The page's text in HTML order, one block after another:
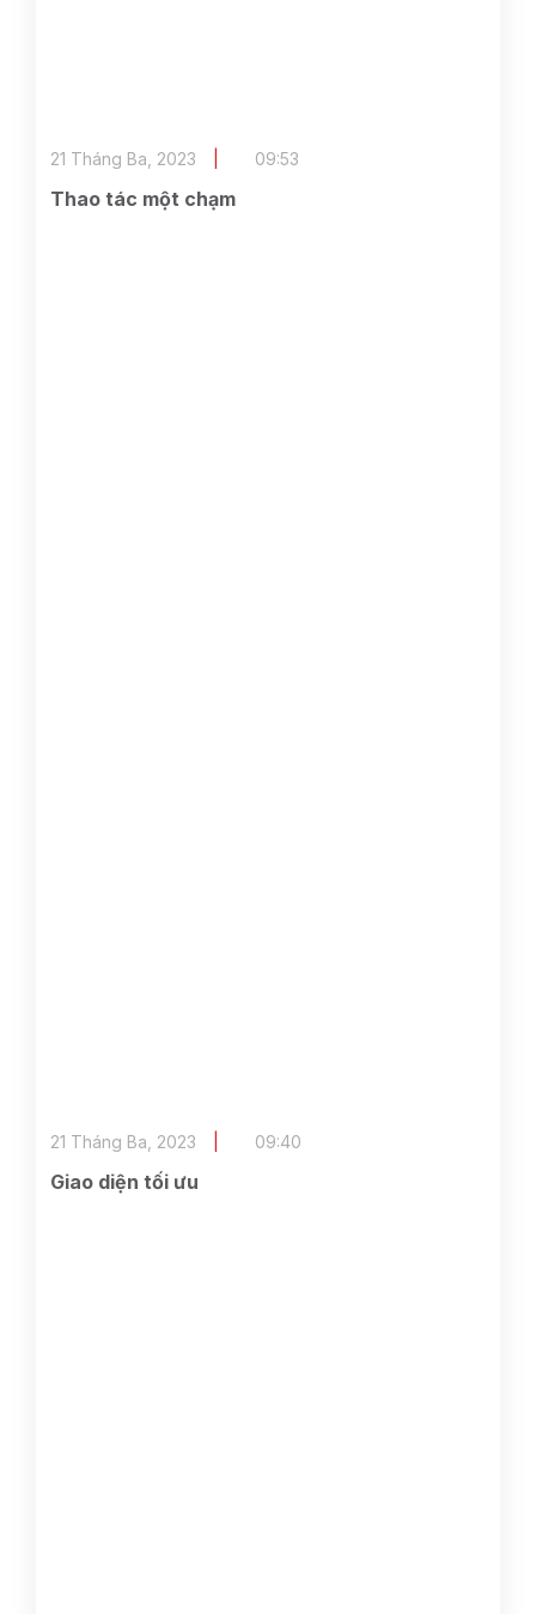
Thao tác một chạm
21 Tháng Ba, 2023 09:53
Giao diện tối ưu
21 Tháng Ba, 2023 09:40